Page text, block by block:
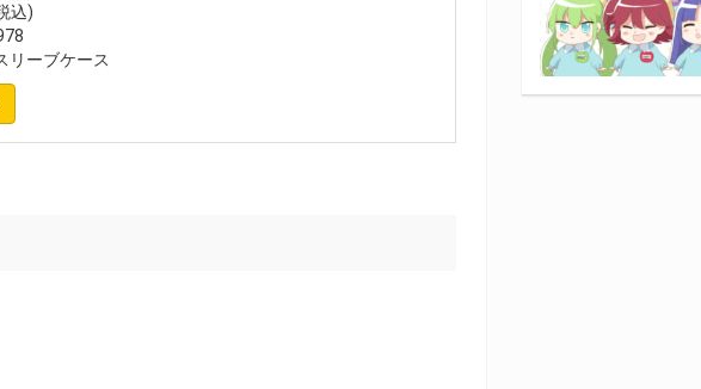
込)
リーブケース